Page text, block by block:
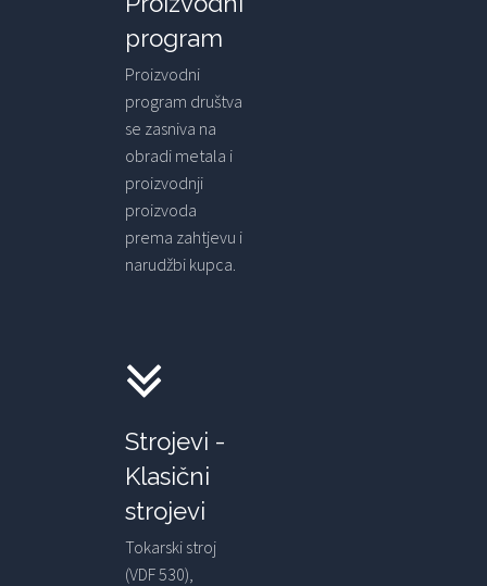
program
Proizvodni
program društva
se zasniva na
obradi metala i
proizvodnji
proizvoda
prema zahtjevu i
narudžbi kupca.
Strojevi -
Klasični
strojevi
Tokarski stroj
(VDF 530),